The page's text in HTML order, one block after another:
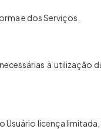
e dos Serviços.
à utilização
licença